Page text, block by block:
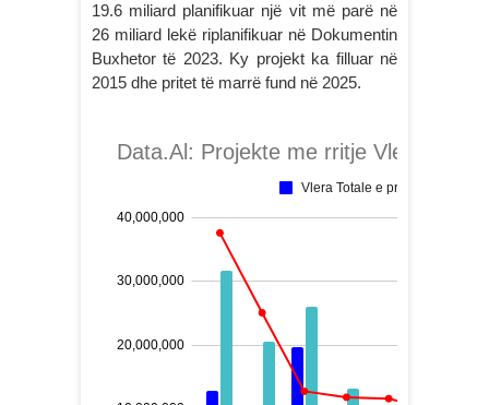
19.6 miliard planifikuar një vit më parë në
26 miliard lekë riplanifikuar në Dokumentin
Buxhetor të 2023. Ky projekt ka filluar në
2015 dhe pritet të marrë fund në 2025.